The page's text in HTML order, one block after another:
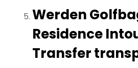
Werden
Residence
Transfer